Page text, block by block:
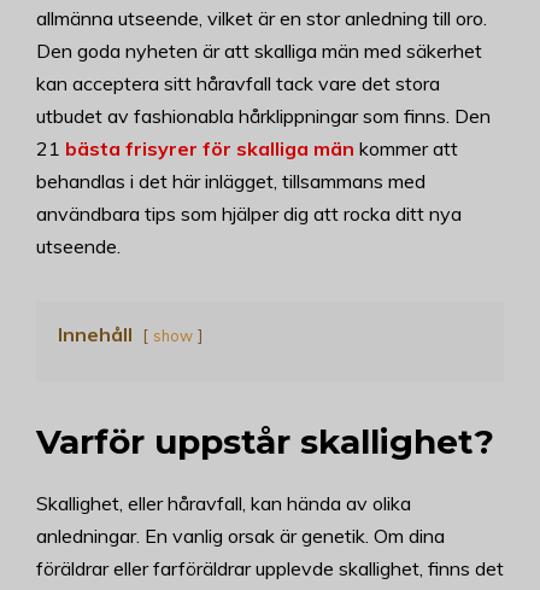
allmänna utseende, vilket är en stor anledning till oro.
Den goda nyheten är att skalliga män med säkerhet
kan acceptera sitt håravfall tack vare det stora
utbudet av fashionabla hårklippningar som finns. Den
21 bästa frisyrer för skalliga män kommer att
behandlas i det här inlägget, tillsammans med
användbara tips som hjälper dig att rocka ditt nya
utseende.
Innehåll show
Varför uppstår skallighet?
Skallighet, eller håravfall, kan hända av olika
anledningar. En vanlig orsak är genetik. Om dina
föräldrar eller farföräldrar upplevde skallighet, finns det